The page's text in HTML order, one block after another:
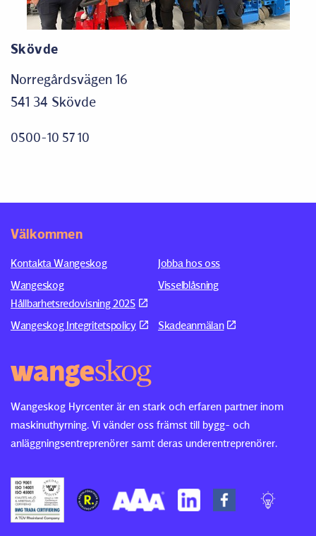
Skövde
Norregårdsvägen 16
541 34 Skövde
0500-10 57 10
Wangeskog Hyrcenter är en stark och erfaren partner inom
maskinuthyrning. Vi vänder oss främst till bygg- och
anläggningsentreprenörer samt deras underentreprenörer.
Välkommen
Kontakta Wangeskog
Jobba hos oss
Wangeskog
Hållbarhetsredovisning 2025
Visselblåsning
Wangeskog Integritetspolicy Skadeanmälan